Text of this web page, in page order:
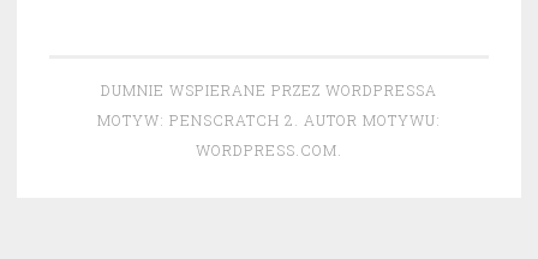
DUMNIE WSPIERANE PRZEZ WORDPRESSA
MOTYW: PENSCRATCH 2. AUTOR MOTYWU:
WORDPRESS.COM